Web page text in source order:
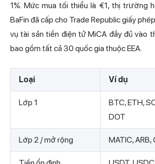
1%. Mức mua tối thiểu là €1, thị trường
BaFin đã cấp cho Trade Republic giấy
vụ tài sản tiền điện tử MiCA đầy đủ vào
bao gồm tất cả 30 quốc gia thuộc EEA.
Loại Ví dụ
Lớp 1
BTC, ETH,
DOT
Lớp 2 / mở rộng MATIC, ARB,